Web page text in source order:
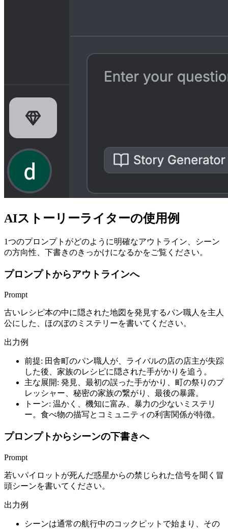
AIストーリーライターの使用例
1つのプロンプトがどのように明確なアウトライン、シーン
の方向性、下書きのきっかけになるかをご覧ください。
プロンプトからアウトラインへ
Prompt
古いレシピ本の中に隠された地図を発見するパン職人を主人
公にした、ほのぼのミステリーを書いてください。
出力例
前提: 田舎町のパン職人が、ライバルの店の店主が失踪
した後、家族のレシピに隠された手がかりを追う。
主な展開: 発見、最初の誤った手がかり、町の祭りのプ
レッシャー、秘密の家族の繋がり、最後の暴露。
トーン: 温かく、機知に富み、暴力の少ないミステリ
ー。食べ物の描写とコミュニティの利害関係が特徴。
プロンプトからシーンの下書きへ
Prompt
若いパイロットが死んだ惑星からの禁じられた信号を聞く冒
頭シーンを書いてください。
出力例
シーンは通常の航行中のコックピットで始まり、その